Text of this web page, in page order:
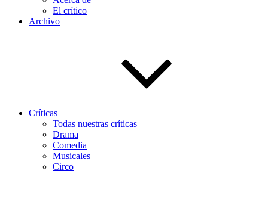
El crítico
Archivo
Críticas
Todas nuestras críticas
Drama
Comedia
Musicales
Circo